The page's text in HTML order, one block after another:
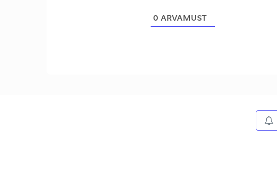
0 ARVAMUST